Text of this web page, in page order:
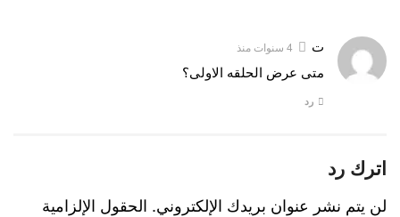
ت 4 سنوات منذ
متى عرض الحلقه الاولى؟
رد
اترك رد
لن يتم نشر عنوان بريدك الإلكتروني. الحقول الإلزامية